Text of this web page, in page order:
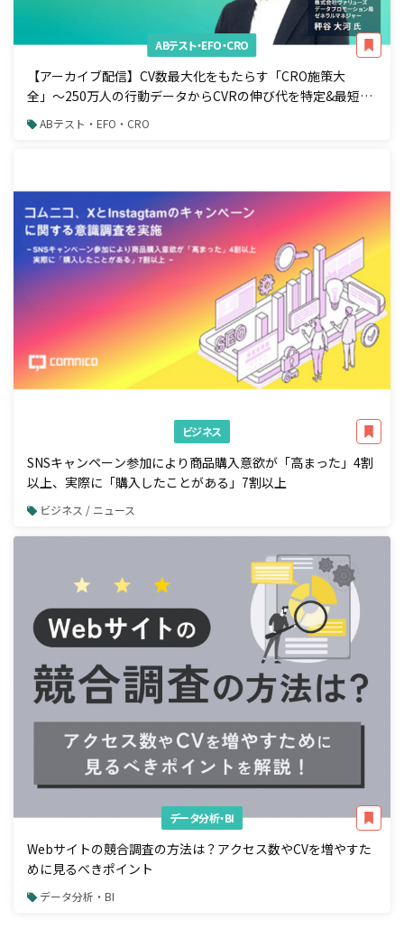
ABテスト・EFO・CRO
【アーカイブ配信】CV数最大化をもたらす「CRO施策大
全」〜250万人の行動データからCVRの伸び代を特定&最短で
成果を出す手法〜
ABテスト・EFO・CRO
ビジネス
SNSキャンペーン参加により商品購入意欲が「高まった」4割
以上、実際に「購入したことがある」7割以上
ビジネス / ニュース
データ分析・BI
Webサイトの競合調査の方法は？アクセス数やCVを増やすた
めに見るべきポイント
データ分析・BI